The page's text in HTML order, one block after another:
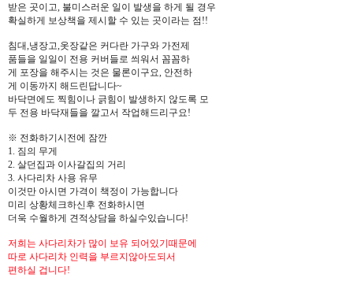
받은 곳이고, 불미스러운 일이 발생을 하게 될 경우
확실하게 보상책을 제시할 수 있는 곳이라는 점!!
침대,냉장고,옷장같은 커다란 가구와 가전제
품들을 일일이 전용 커버들로 씌워서 꼼꼼하
게 포장을 해주시는 것은 물론이구요, 안전하
게 이동까지 해드린답니다~
바닥면에도 찍힘이나 긁힘이 발생하지 않도록 모
두 전용 바닥재들을 깔고서 작업해드리구요!
※ 전화하기시전에 잠깐
1. 짐의 무게
2. 살던집과 이사갈집의 거리
3. 사다리차 사용 유무
이것만 아시면 가격이 책정이 가능합니다
미리 상황체크하신후 전화하시면
더욱 수월하게 견적상담을 하실수있습니다!
저희는 사다리차가 많이 보유 되어있기때문에
따로 사다리차 인력을 부르지않아도되서
편하실 겁니다!